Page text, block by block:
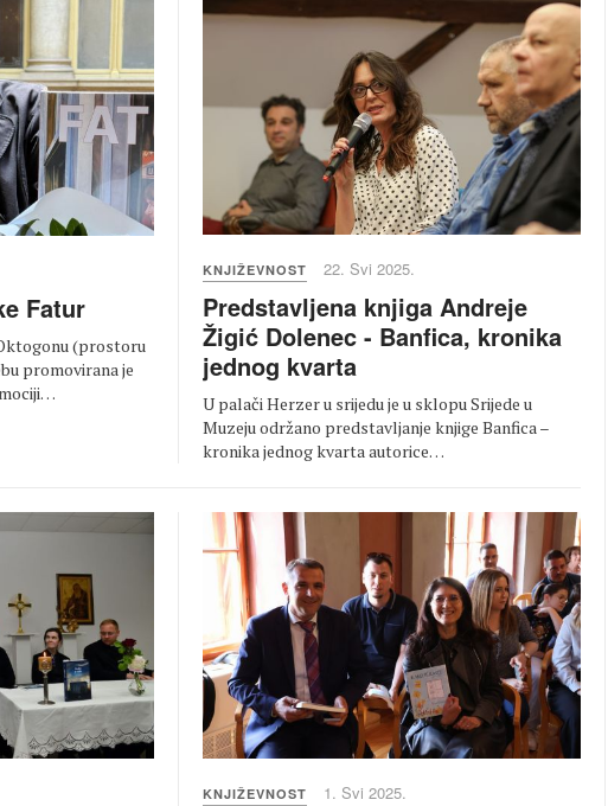
Fatur
(prostoru
promovirana je
KNJIŽEVNOST 22. Svi 2025.
Predstavljena knjiga Andreje
Žigić Dolenec - Banfica, kronika
jednog kvarta
U palači Herzer u srijedu je u sklopu Srijede u
Muzeju održano predstavljanje knjige Banfica –
kronika jednog kvarta autorice…
KNJIŽEVNOST 1. Svi 2025.